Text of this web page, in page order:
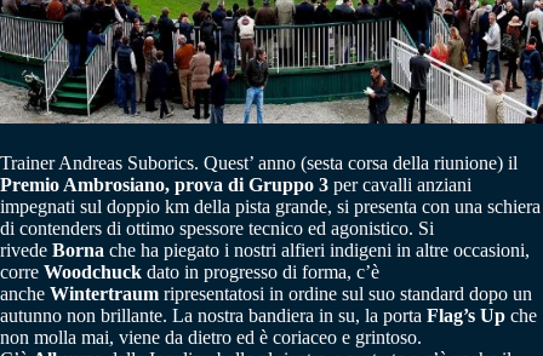
Trainer Andreas Suborics. Quest’ anno (sesta corsa della riunione) il
Premio Ambrosiano, prova di Gruppo 3 per cavalli anziani
impegnati sul doppio km della pista grande, si presenta con una schiera
di contenders di ottimo spessore tecnico ed agonistico. Si
rivede Borna che ha piegato i nostri alfieri indigeni in altre occasioni,
corre Woodchuck dato in progresso di forma, c’è
anche Wintertraum ripresentatosi in ordine sul suo standard dopo un
autunno non brillante. La nostra bandiera in su, la porta Flag’s Up che
non molla mai, viene da dietro ed è coriaceo e grintoso.